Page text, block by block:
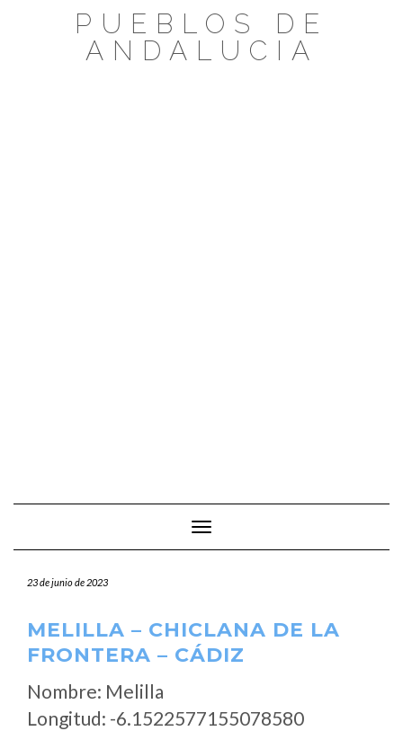
PUEBLOS DE
ANDALUCIA
Cambiar modo de navegación
23 de junio de 2023
MELILLA – CHICLANA DE LA
FRONTERA – CÁDIZ
Nombre: Melilla
Longitud: -6.1522577155078580